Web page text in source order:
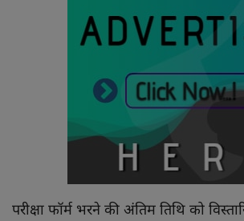
परीक्षा फॉर्म भरने की अंतिम तिथि को